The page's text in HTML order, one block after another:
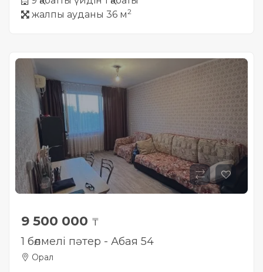
жалпы ауданы 36 м2
9 500 000 ₸
1 бөлмелі пәтер - Абая 54
Орал